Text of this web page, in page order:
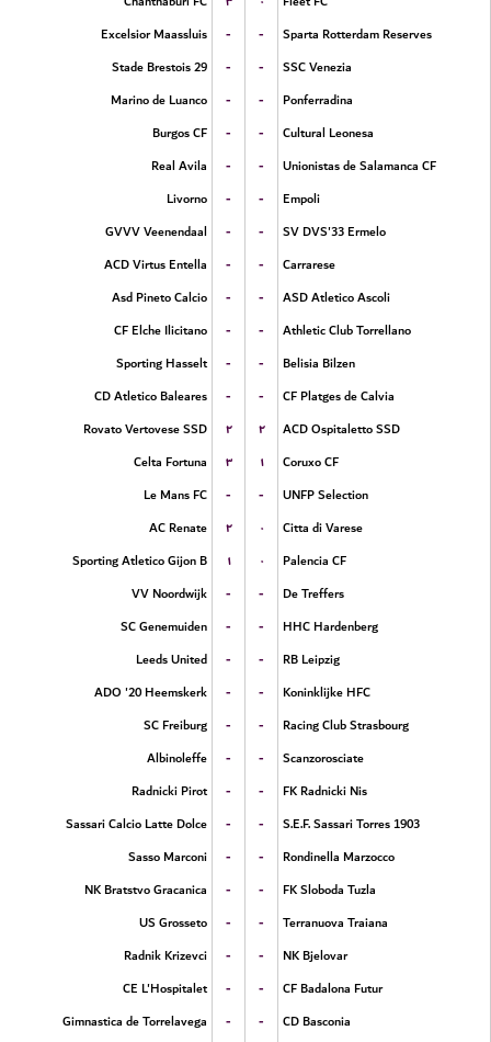
Excelsior Maassluis
- -
Sparta Rotterdam Reserves
Stade Brestois 29
- -
SSC Venezia
Marino de Luanco
- -
Ponferradina
Burgos CF
- -
Cultural Leonesa
Real Avila
- -
Unionistas de Salamanca CF
Livorno
- -
Empoli
GVVV Veenendaal
- -
SV DVS'33 Ermelo
ACD Virtus Entella
- -
Carrarese
Asd Pineto Calcio
- -
ASD Atletico Ascoli
CF Elche Ilicitano
- -
Athletic Club Torrellano
Sporting Hasselt
- -
Belisia Bilzen
CD Atletico Baleares
- -
CF Platges de Calvia
Rovato Vertovese SSD
۲ ۲
ACD Ospitaletto SSD
Celta Fortuna
۳ ۱
Coruxo CF
Le Mans FC
- -
UNFP Selection
AC Renate
۲ ۰
Citta di Varese
Sporting Atletico Gijon B
۱ ۰
Palencia CF
VV Noordwijk
- -
De Treffers
SC Genemuiden
- -
HHC Hardenberg
Leeds United
- -
RB Leipzig
ADO '20 Heemskerk
- -
Koninklijke HFC
SC Freiburg
- -
Racing Club Strasbourg
Albinoleffe
- -
Scanzorosciate
Radnicki Pirot
- -
FK Radnicki Nis
Sassari Calcio Latte Dolce
- -
S.E.F. Sassari Torres 1903
Sasso Marconi
- -
Rondinella Marzocco
NK Bratstvo Gracanica
- -
FK Sloboda Tuzla
US Grosseto
- -
Terranuova Traiana
Radnik Krizevci
- -
NK Bjelovar
CE L'Hospitalet
- -
CF Badalona Futur
Gimnastica de Torrelavega
- -
CD Basconia